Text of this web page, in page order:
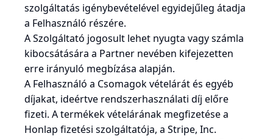
szolgáltatás igénybevételével egyidejűleg átadja
a Felhasználó részére.
A Szolgáltató jogosult lehet nyugta vagy számla
kibocsátására a Partner nevében kifejezetten
erre irányuló megbízása alapján.
A Felhasználó a Csomagok vételárát és egyéb
díjakat, ideértve rendszerhasználati díj előre
fizeti. A termékek vételárának megfizetése a
Honlap fizetési szolgáltatója, a Stripe, Inc.